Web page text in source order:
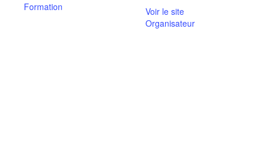
Formation
Voir le site
Organisateur